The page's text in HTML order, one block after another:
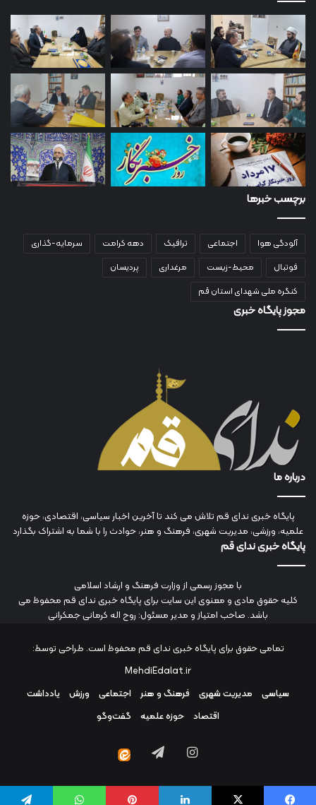
برچسب خبرها
آلودگی هوا اجتماعی ترافیک دهه کرامت
سرمایه-گذاری
فوتبال
محیط-زیست مرغداری
پردیسان
کنگره ملی شهدای استان قم
مجوز پایگاه خبری
درباره ما
پایگاه خبری ندای قم تلاش می کند تا آخرین اخبار سیاسی، اقتصادی، حوزه
علمیه، ورزشی، مدیریت شهری، فرهنگ و هنر، حوادث را با شما به اشتراک بگذارد
پایگاه خبری ندای قم
با مجوز رسمی از وزارت فرهنگ و ارشاد اسلامی
کلیه حقوق مادی و معنوی این سایت برای پایگاه خبری ندای قم محفوظ می
باشد. صاحب امتیاز و مدیر مسئول: روح اله کرمانی جمکرانی
تمامی حقوق برای پایگاه خبری ندای قم محفوظ است. طراحی توسط:
MehdiEdalat.ir
سیاسی
مدیریت شهری فرهنگ و هنر اجتماعی ورزش
یادداشت
اقتصاد
حوزه علمیه گفت‌وگو
اینستاگرامتلگرام